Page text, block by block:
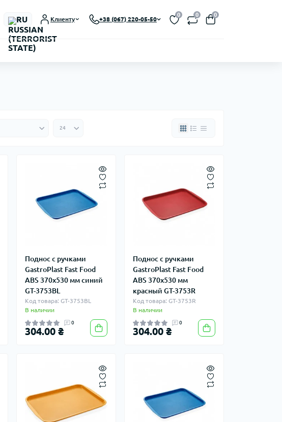
RU Клиенту +38 (067) 220-05-50
0 0 0
Поднос с ручками
GastroPlast Fast Food
ABS 370х530 мм синий
GT-3753BL
Код товара: GT-3753BL
В наличии
0
304.00 ₴
Поднос с ручками
GastroPlast Fast Food
ABS 370х530 мм
красный GT-3753R
Код товара: GT-3753R
В наличии
0
304.00 ₴